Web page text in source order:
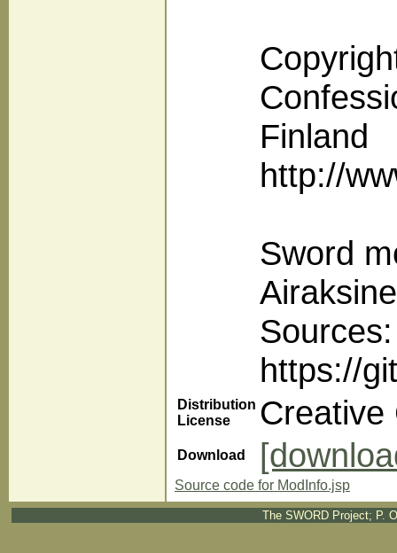
Finland
http://
Sword
Sources:
https://
Distribution
License
Creative
Download
Source code for ModInfo.jsp
The SWORD Project; P.